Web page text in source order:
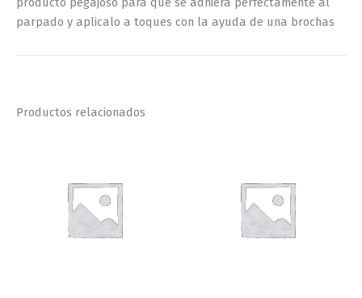
parpado y aplicalo a toques con la ayuda de una brochas
Productos relacionados